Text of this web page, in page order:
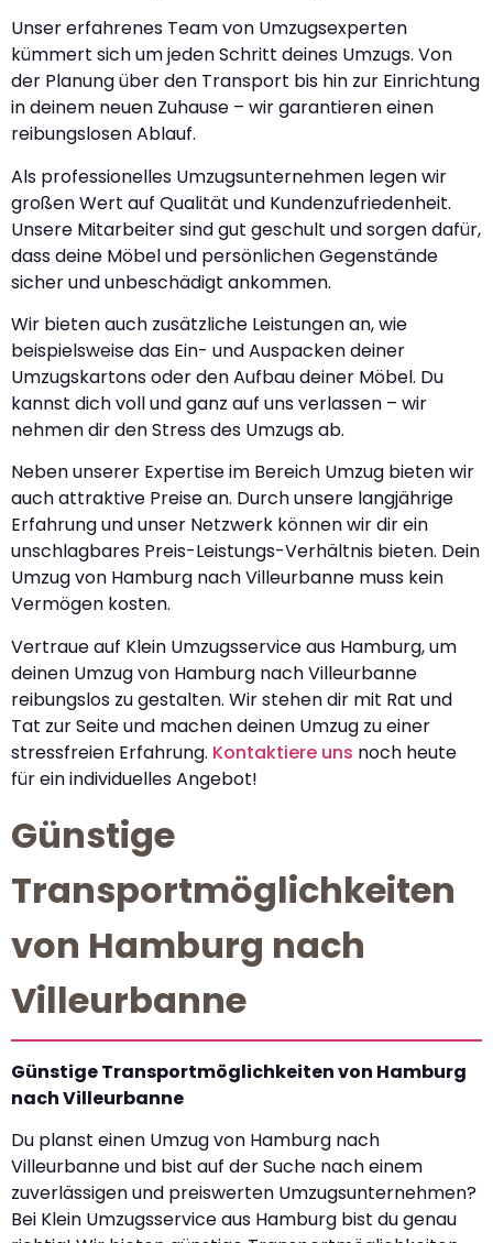
Unser erfahrenes Team von Umzugsexperten
kümmert sich um jeden Schritt deines Umzugs. Von
der Planung über den Transport bis hin zur Einrichtung
in deinem neuen Zuhause – wir garantieren einen
reibungslosen Ablauf.
Als professionelles Umzugsunternehmen legen wir
großen Wert auf Qualität und Kundenzufriedenheit.
Unsere Mitarbeiter sind gut geschult und sorgen dafür,
dass deine Möbel und persönlichen Gegenstände
sicher und unbeschädigt ankommen.
Wir bieten auch zusätzliche Leistungen an, wie
beispielsweise das Ein- und Auspacken deiner
Umzugskartons oder den Aufbau deiner Möbel. Du
kannst dich voll und ganz auf uns verlassen – wir
nehmen dir den Stress des Umzugs ab.
Neben unserer Expertise im Bereich Umzug bieten wir
auch attraktive Preise an. Durch unsere langjährige
Erfahrung und unser Netzwerk können wir dir ein
unschlagbares Preis-Leistungs-Verhältnis bieten. Dein
Umzug von Hamburg nach Villeurbanne muss kein
Vermögen kosten.
Vertraue auf Klein Umzugsservice aus Hamburg, um
deinen Umzug von Hamburg nach Villeurbanne
reibungslos zu gestalten. Wir stehen dir mit Rat und
Tat zur Seite und machen deinen Umzug zu einer
stressfreien Erfahrung. Kontaktiere uns noch heute
für ein individuelles Angebot!
Günstige
Transportmöglichkeiten
von Hamburg nach
Villeurbanne
Günstige Transportmöglichkeiten von Hamburg
nach Villeurbanne
Du planst einen Umzug von Hamburg nach
Villeurbanne und bist auf der Suche nach einem
zuverlässigen und preiswerten Umzugsunternehmen?
Bei Klein Umzugsservice aus Hamburg bist du genau